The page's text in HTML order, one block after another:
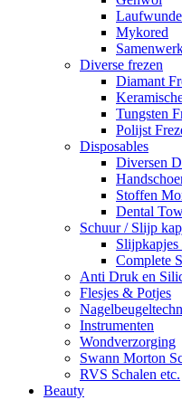
Mykored
Diverse frezen
Diamant
Tungsten
Polijst
Disposables
Diversen
Stoffen
Dental
Schuur / Slijp
Slijpkapjes
Complete
Anti Druk en
Flesjes & Potjes
Instrumenten
Wondverzorging
Swann Morton
RVS Schalen etc.
Beauty